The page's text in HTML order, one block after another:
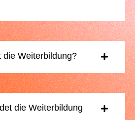
die Weiterbildung?
die Weiterbildung